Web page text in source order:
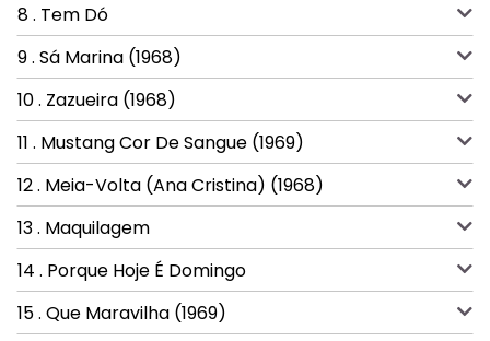
8 . Tem Dó
9 . Sá Marina (1968)
10 . Zazueira (1968)
11 . Mustang Cor De Sangue (1969)
12 . Meia-Volta (Ana Cristina) (1968)
13 . Maquilagem
14 . Porque Hoje É Domingo
15 . Que Maravilha (1969)